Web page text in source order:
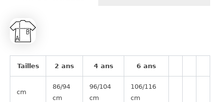
Tailles 2 ans 4 ans 6 ans
cm
86/94
cm
96/104
cm
106/116
cm